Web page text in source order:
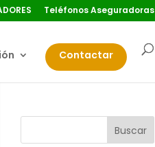
Teléfonos Aseguradoras
Contactar